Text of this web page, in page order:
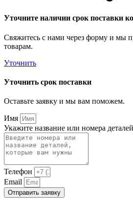
Уточните наличии срок поставки
Свяжитесь с нами через форму и мы
товарам.
Уточнить
Уточнить срок поставки
Оставьте заявку и мы вам поможем.
Имя
Укажите название или номера деталей
Телефон
Email
Отправить заявку